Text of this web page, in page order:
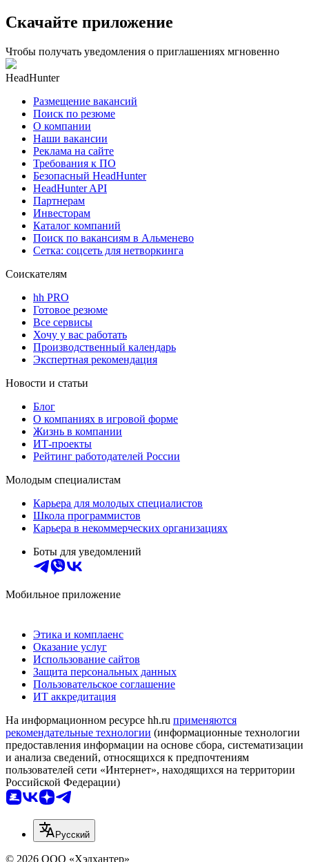
Скачайте приложение
Чтобы получать уведомления о приглашениях мгновенно
HeadHunter
Размещение вакансий
Поиск по резюме
О компании
Наши вакансии
Реклама на сайте
Требования к ПО
Безопасный HeadHunter
HeadHunter API
Партнерам
Инвесторам
Каталог компаний
Поиск по вакансиям в Альменево
Сетка: соцсеть для нетворкинга
Соискателям
hh PRO
Готовое резюме
Все сервисы
Хочу у вас работать
Производственный календарь
Экспертная рекомендация
Новости и статьи
Блог
О компаниях в игровой форме
Жизнь в компании
ИТ-проекты
Рейтинг работодателей России
Молодым специалистам
Карьера для молодых специалистов
Школа программистов
Карьера в некоммерческих организациях
Боты для уведомлений
Мобильное приложение
Этика и комплаенс
Оказание услуг
Использование сайтов
Защита персональных данных
Пользовательское соглашение
ИТ аккредитация
На информационном ресурсе hh.ru применяются
рекомендательные технологии (информационные технологии
предоставления информации на основе сбора, систематизации
и анализа сведений, относящихся к предпочтениям
пользователей сети «Интернет», находящихся на территории
Российской Федерации)
Русский
© 2026 ООО «Хэдхантер»